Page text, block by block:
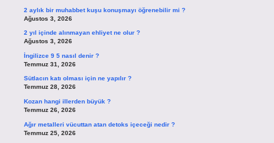
2 aylık bir muhabbet kuşu konuşmayı öğrenebilir mi ?
Ağustos 3, 2026
2 yıl içinde alınmayan ehliyet ne olur ?
Ağustos 3, 2026
İngilizce 9 5 nasıl denir ?
Temmuz 31, 2026
Sütlacın katı olması için ne yapılır ?
Temmuz 28, 2026
Kozan hangi illerden büyük ?
Temmuz 26, 2026
Ağır metalleri vücuttan atan detoks içeceği nedir ?
Temmuz 25, 2026